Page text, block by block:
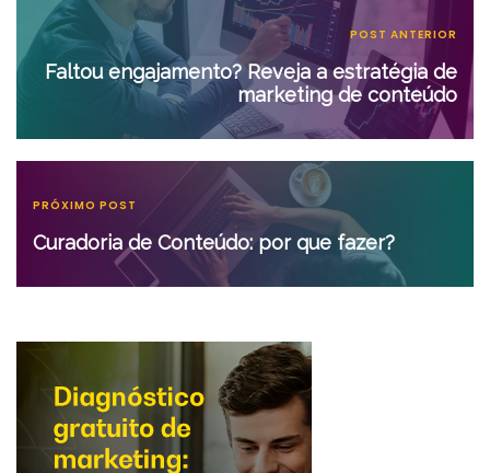
POST ANTERIOR
Faltou engajamento? Reveja a estratégia de
marketing de conteúdo
PRÓXIMO POST
Curadoria de Conteúdo: por que fazer?